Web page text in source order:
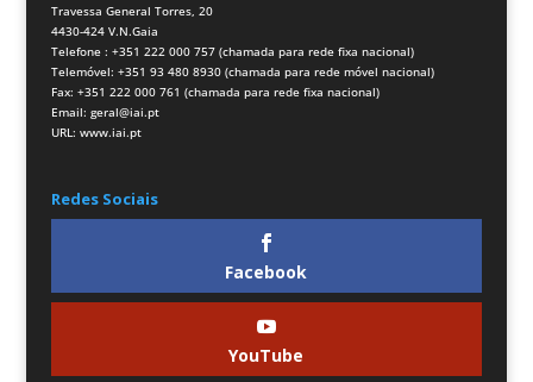
Travessa General Torres, 20
4430-424 V.N.Gaia
Telefone : +351 222 000 757 (chamada para rede fixa nacional)
Telemóvel: +351 93 480 8930 (chamada para rede móvel nacional)
Fax: +351 222 000 761 (chamada para rede fixa nacional)
Email: geral@iai.pt
URL: www.iai.pt
Redes Sociais
Facebook
YouTube